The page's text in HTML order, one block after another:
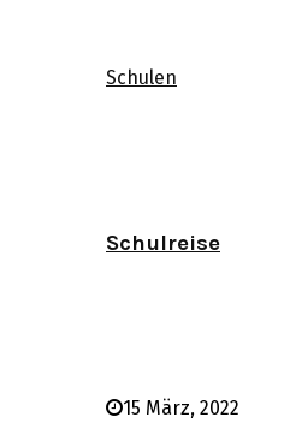
Schulen
Schulreise
15 März, 2022